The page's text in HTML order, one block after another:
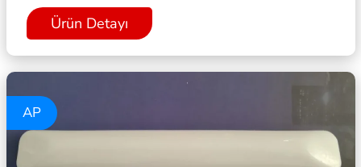
Ürün Detayı
AP